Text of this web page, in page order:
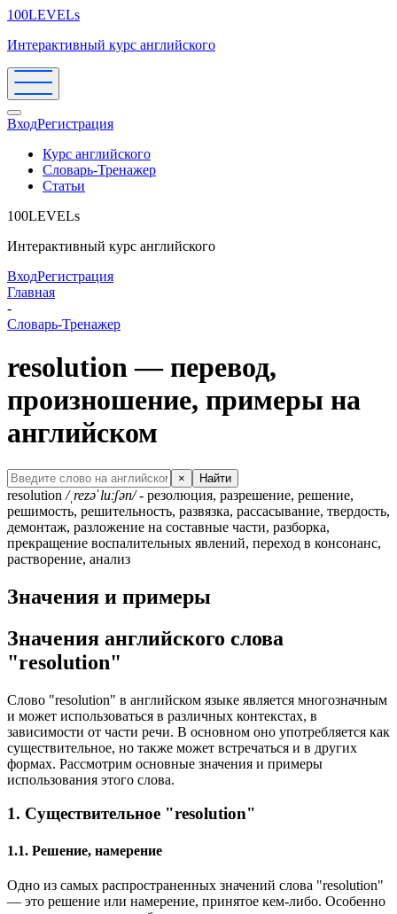
100LEVELs
Интерактивный курс английского
ВходРегистрация
Курс английского
Словарь-Тренажер
Статьи
100LEVELs
Интерактивный курс английского
ВходРегистрация
Главная
-
Словарь-Тренажер
resolution — перевод,
произношение, примеры на
английском
× Найти
resolution /ˌrezəˈluːʃən/- резолюция, разрешение, решение,
решимость, решительность, развязка, рассасывание, твердость,
демонтаж, разложение на составные части, разборка,
прекращение воспалительных явлений, переход в консонанс,
растворение, анализ
Значения и примеры
Значения английского слова
"resolution"
Слово "resolution" в английском языке является многозначным
и может использоваться в различных контекстах, в
зависимости от части речи. В основном оно употребляется как
существительное, но также может встречаться и в других
формах. Рассмотрим основные значения и примеры
использования этого слова.
1. Существительное "resolution"
1.1. Решение, намерение
Одно из самых распространенных значений слова "resolution"
— это решение или намерение, принятое кем-либо. Особенно